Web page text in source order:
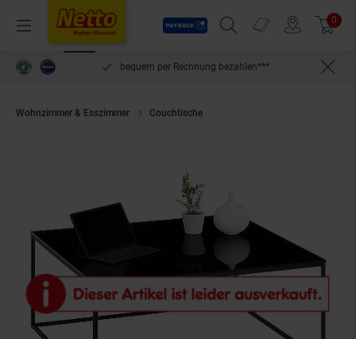
Menü
Payback
Suchfeld einblenden
Prospekte 0
bequem per Rechnung bezahlen***
Wohnzimmer & Esszimmer Couchtische